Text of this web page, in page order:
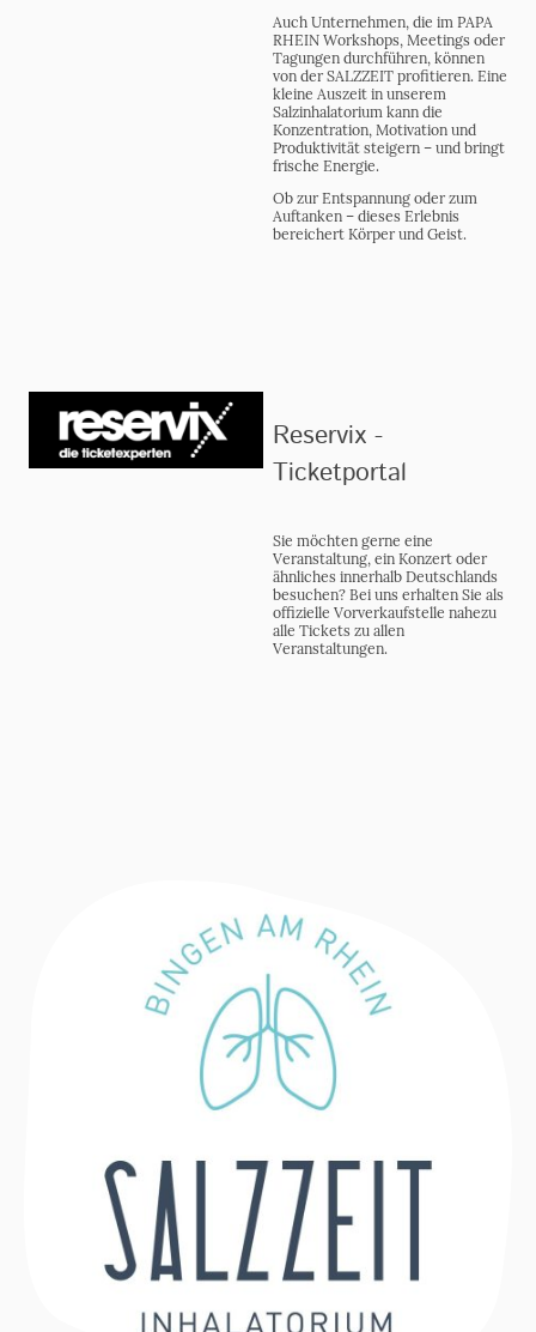
Auch Unternehmen, die im PAPA
RHEIN Workshops, Meetings oder
Tagungen durchführen, können
von der SALZZEIT profitieren. Eine
kleine Auszeit in unserem
Salzinhalatorium kann die
Konzentration, Motivation und
Produktivität steigern – und bringt
frische Energie.
Ob zur Entspannung oder zum
Auftanken – dieses Erlebnis
bereichert Körper und Geist.
Reservix -
Ticketportal
Sie möchten gerne eine
Veranstaltung, ein Konzert oder
ähnliches innerhalb Deutschlands
besuchen? Bei uns erhalten Sie als
offizielle Vorverkaufstelle nahezu
alle Tickets zu allen
Veranstaltungen.